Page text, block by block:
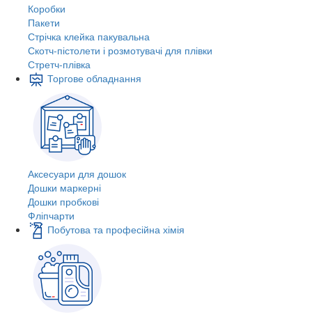
Коробки
Пакети
Стрічка клейка пакувальна
Скотч-пістолети і розмотувачі для плівки
Стретч-плівка
Торгове обладнання
Аксесуари для дошок
Дошки маркерні
Дошки пробкові
Фліпчарти
Побутова та професійна хімія